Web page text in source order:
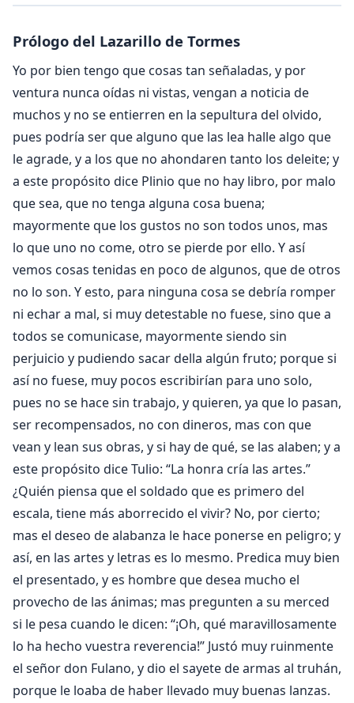
Prólogo del Lazarillo de Tormes
Yo por bien tengo que cosas tan señaladas, y por
ventura nunca oídas ni vistas, vengan a noticia de
muchos y no se entierren en la sepultura del olvido,
pues podría ser que alguno que las lea halle algo que
le agrade, y a los que no ahondaren tanto los deleite; y
a este propósito dice Plinio que no hay libro, por malo
que sea, que no tenga alguna cosa buena;
mayormente que los gustos no son todos unos, mas
lo que uno no come, otro se pierde por ello. Y así
vemos cosas tenidas en poco de algunos, que de otros
no lo son. Y esto, para ninguna cosa se debría romper
ni echar a mal, si muy detestable no fuese, sino que a
todos se comunicase, mayormente siendo sin
perjuicio y pudiendo sacar della algún fruto; porque si
así no fuese, muy pocos escribirían para uno solo,
pues no se hace sin trabajo, y quieren, ya que lo pasan,
ser recompensados, no con dineros, mas con que
vean y lean sus obras, y si hay de qué, se las alaben; y a
este propósito dice Tulio: “La honra cría las artes.”
¿Quién piensa que el soldado que es primero del
escala, tiene más aborrecido el vivir? No, por cierto;
mas el deseo de alabanza le hace ponerse en peligro; y
así, en las artes y letras es lo mesmo. Predica muy bien
el presentado, y es hombre que desea mucho el
provecho de las ánimas; mas pregunten a su merced
si le pesa cuando le dicen: “¡Oh, qué maravillosamente
lo ha hecho vuestra reverencia!” Justó muy ruinmente
el señor don Fulano, y dio el sayete de armas al truhán,
porque le loaba de haber llevado muy buenas lanzas.